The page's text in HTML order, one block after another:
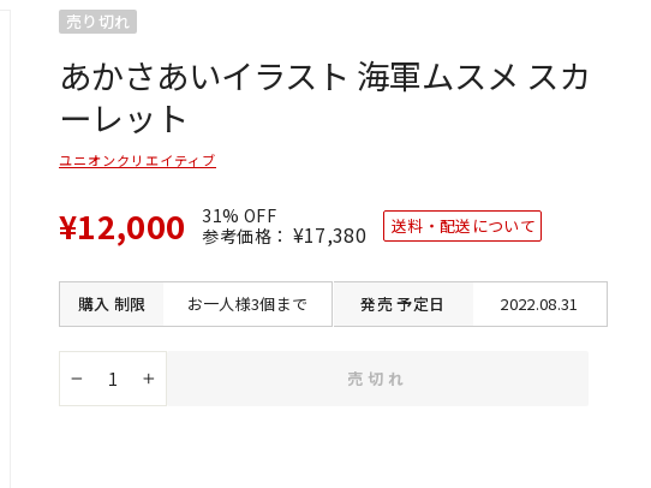
売り切れ
あかさあいイラスト 海軍ムスメ スカ
ーレット
ユニオンクリエイティブ
¥12,000
31% OFF
参考価格： 通
常
格
¥17,380 SALE
価
送料・配送について
購入 制限 お一人様3個まで 発売予定日 2022.08.31
+
売切れ